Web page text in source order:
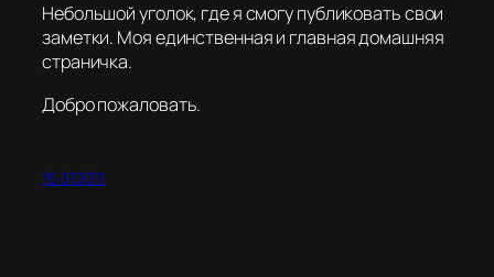
Небольшой уголок, где я смогу публиковать свои
заметки. Моя единственная и главная домашняя
страничка.
Добро пожаловать.
16.01.2011